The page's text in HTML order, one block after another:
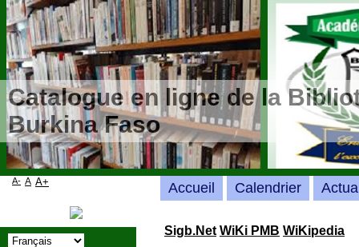
Catalogue en ligne de la
Burkina Faso
Sigb.Net WiKi PMB WiKipedia
Accueil Calendrier
A- A A+